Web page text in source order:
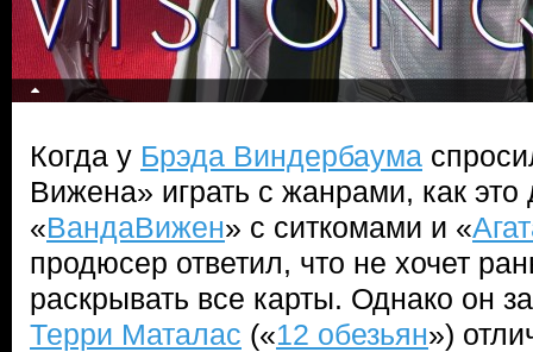
Когда у Брэда Виндербаума
Вижена» играть с жанрами, как это
«ВандаВижен» с ситкомами и «
продюсер ответил, что не хочет
раскрывать все карты. Однако он
Терри Маталас («12 обезьян»)